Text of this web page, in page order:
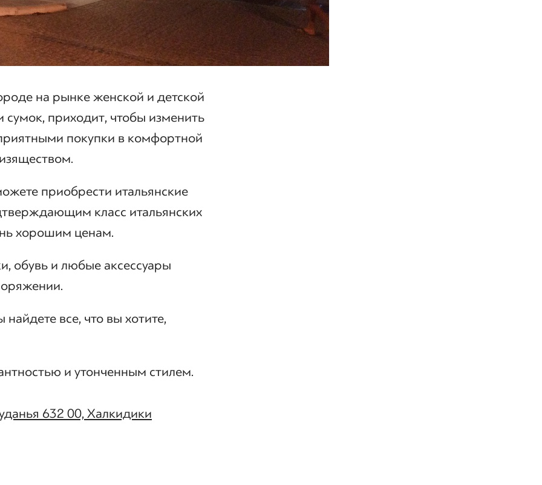
на рынке женской и детской
приходит, чтобы изменить
покупки в комфортной
приобрести итальянские
класс итальянских
хорошим ценам.
обувь и любые аксессуары
все, что вы хотите,
и утонченным стилем.
632 00, Халкидики